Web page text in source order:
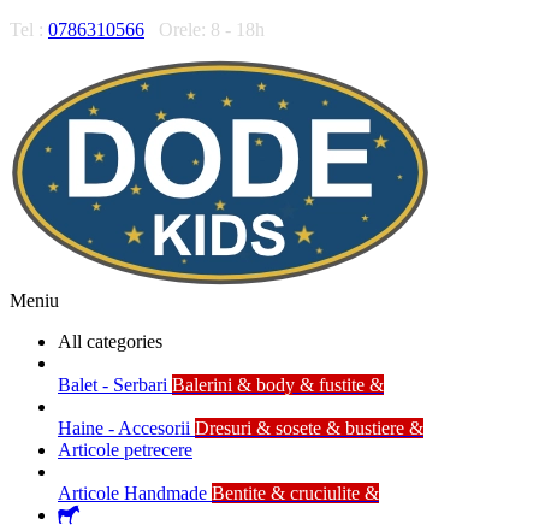
Tel : 0786310566 Orele: 8 - 18h
Meniu
All categories
Balet - Serbari Balerini & body & fustite &
Haine - Accesorii Dresuri & sosete & bustiere &
Articole petrecere
Articole Handmade Bentite & cruciulite &